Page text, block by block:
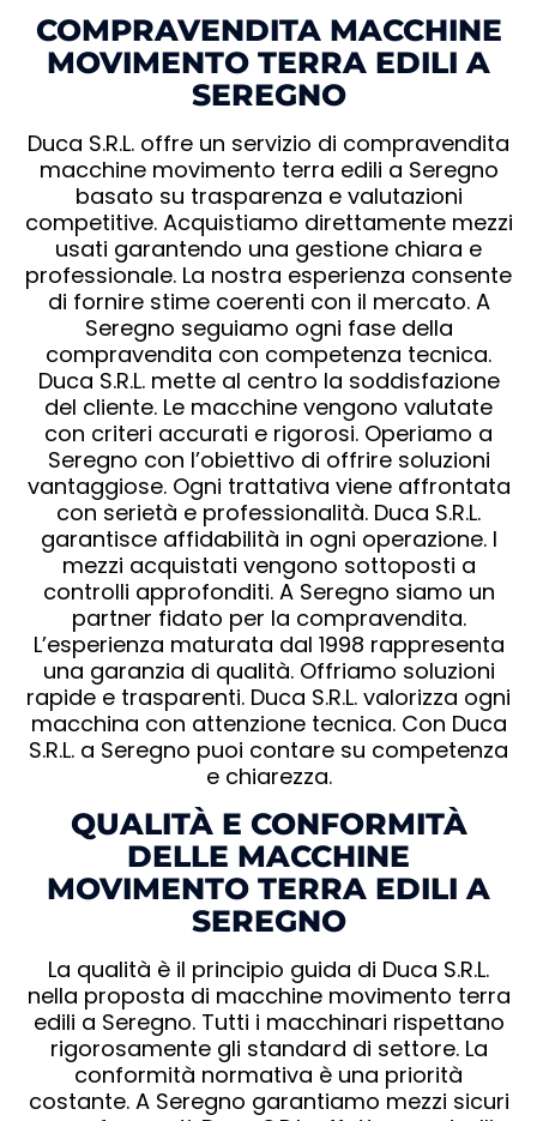
COMPRAVENDITA MACCHINE
MOVIMENTO TERRA EDILI A
SEREGNO
Duca S.R.L. offre un servizio di compravendita
macchine movimento terra edili a Seregno
basato su trasparenza e valutazioni
competitive. Acquistiamo direttamente mezzi
usati garantendo una gestione chiara e
professionale. La nostra esperienza consente
di fornire stime coerenti con il mercato. A
Seregno seguiamo ogni fase della
compravendita con competenza tecnica.
Duca S.R.L. mette al centro la soddisfazione
del cliente. Le macchine vengono valutate
con criteri accurati e rigorosi. Operiamo a
Seregno con l’obiettivo di offrire soluzioni
vantaggiose. Ogni trattativa viene affrontata
con serietà e professionalità. Duca S.R.L.
garantisce affidabilità in ogni operazione. I
mezzi acquistati vengono sottoposti a
controlli approfonditi. A Seregno siamo un
partner fidato per la compravendita.
L’esperienza maturata dal 1998 rappresenta
una garanzia di qualità. Offriamo soluzioni
rapide e trasparenti. Duca S.R.L. valorizza ogni
macchina con attenzione tecnica. Con Duca
S.R.L. a Seregno puoi contare su competenza
e chiarezza.
QUALITÀ E CONFORMITÀ
DELLE MACCHINE
MOVIMENTO TERRA EDILI A
SEREGNO
La qualità è il principio guida di Duca S.R.L.
nella proposta di macchine movimento terra
edili a Seregno. Tutti i macchinari rispettano
rigorosamente gli standard di settore. La
conformità normativa è una priorità
costante. A Seregno garantiamo mezzi sicuri